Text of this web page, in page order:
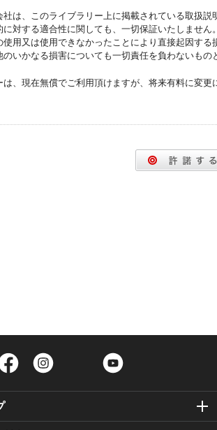
社は、このライブラリー上に掲載されている取扱
に対する適合性に関しても、一切保証いたしませ
使用又は使用できなかったことにより直接起因す
のいかなる損害についても一切責任を負わないもの
は、現在無償でご利用頂けますが、将来有料に変
Facebook Twitter